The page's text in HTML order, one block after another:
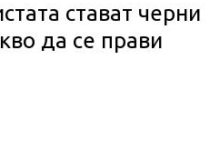
стават черни
да се прави